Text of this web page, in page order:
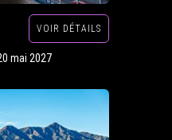
VOIR DÉTAILS
mai 2027